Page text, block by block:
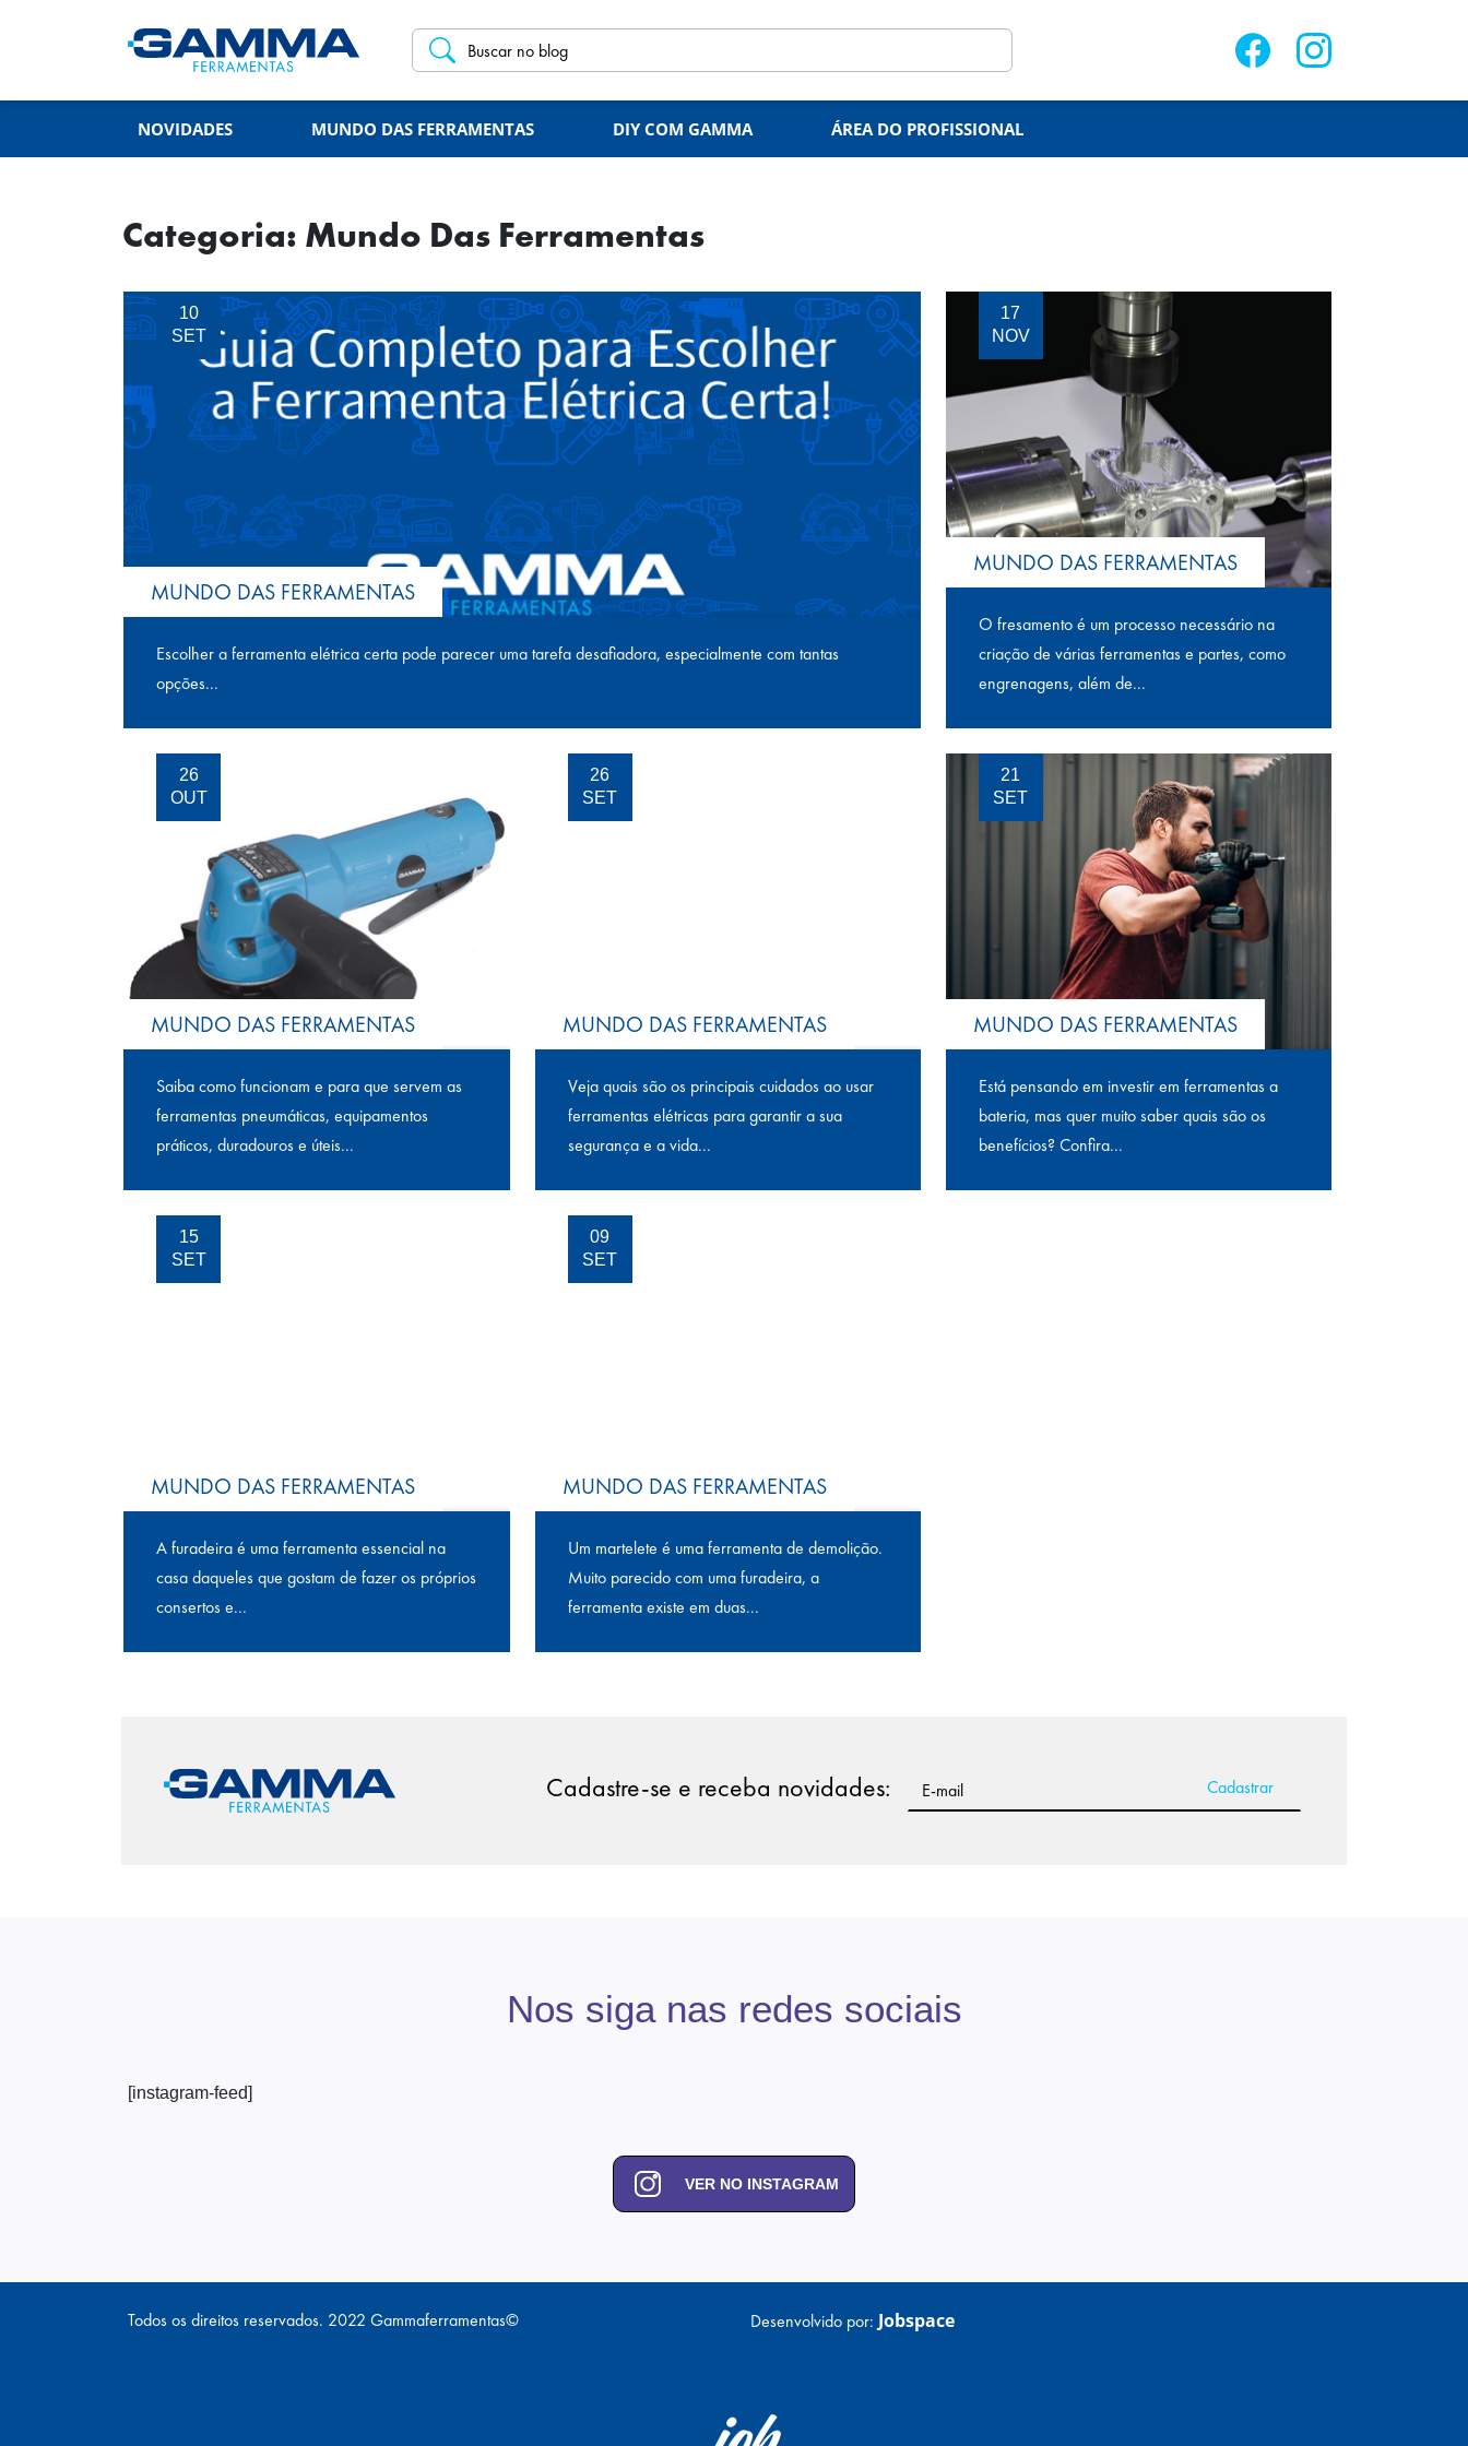
NOVIDADES MUNDO DAS FERRAMENTAS DIY COM GAMMA ÁREA DO PROFISSIONAL
Categoria: Mundo Das Ferramentas
10
SET
MUNDO DAS FERRAMENTAS
Escolher a ferramenta elétrica certa pode parecer uma tarefa desafiadora, especialmente com tantas
opções...
17
NOV
MUNDO DAS FERRAMENTAS
O fresamento é um processo necessário na
criação de várias ferramentas e partes, como
engrenagens, além de...
26
OUT
MUNDO DAS FERRAMENTAS
Saiba como funcionam e para que servem as
ferramentas pneumáticas, equipamentos
práticos, duradouros e úteis...
26
SET
MUNDO DAS FERRAMENTAS
Veja quais são os principais cuidados ao usar
ferramentas elétricas para garantir a sua
segurança e a vida...
21
SET
MUNDO DAS FERRAMENTAS
Está pensando em investir em ferramentas a
bateria, mas quer muito saber quais são os
benefícios? Confira...
15
SET
MUNDO DAS FERRAMENTAS
A furadeira é uma ferramenta essencial na
casa daqueles que gostam de fazer os próprios
consertos e...
09
SET
MUNDO DAS FERRAMENTAS
Um martelete é uma ferramenta de demolição.
Muito parecido com uma furadeira, a
ferramenta existe em duas...
Cadastre-se e receba novidades:
Nos siga nas redes sociais
[instagram-feed]
VER NO INSTAGRAM
Todos os direitos reservados. 2022 Gammaferramentas© Desenvolvido por: Jobspace